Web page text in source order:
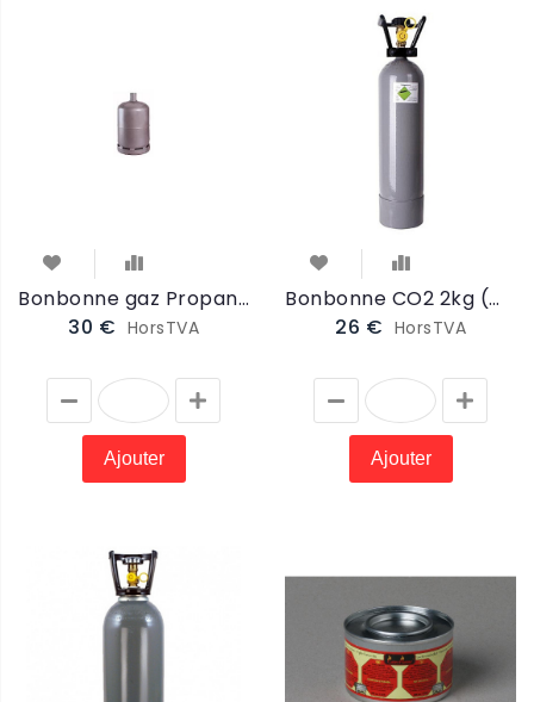
Bonbonne gaz Propane 10,5kg (BONBONNE)
30 € HorsTVA
Ajouter
Bonbonne CO2 2kg (mini) pompe à bière (CO2MINI2KG)
26 € HorsTVA
Ajouter